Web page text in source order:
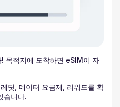
목적지에 도착하면 eSIM이 자
딧, 데이터 요금제, 리워드를 확
습니다.